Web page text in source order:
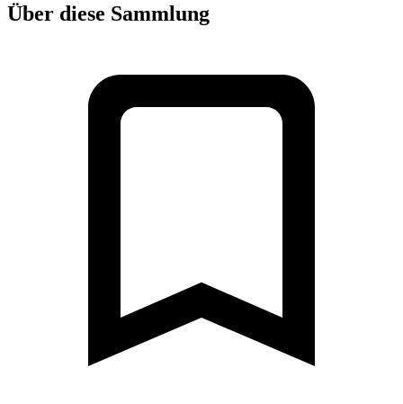
Über diese Sammlung